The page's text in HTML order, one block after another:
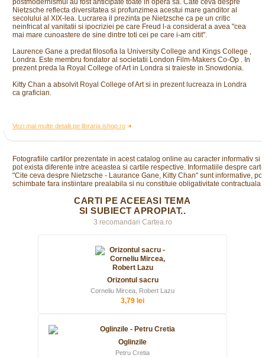
postmodernismul au fost anticipate toate in opera sa. Cate ceva despre
Nietzsche reflecta diversitatea si profunzimea acestui mare ganditor al
secolului al XIX-lea. Lucrarea il prezinta pe Nietzsche ca pe un critic
neinfricat al vanitatii si ipocriziei pe care Freud l-a considerat a avea "cea
mai mare cunoastere de sine dintre toti cei pe care i-am citit".
Laurence Gane a predat filosofia la University College and Kings College ,
Londra. Este membru fondator al societatii London Film-Makers Co-Op . In
prezent preda la Royal College of Art in Londra si traieste in Snowdonia.
Kitty Chan a absolvit Royal College of Art si in prezent lucreaza in Londra
ca grafician.
Vezi mai multe detalii pe libraria ishop.ro
Fotografiile cartilor prezentate in acest catalog online au caracter informativ si
pot exista diferente intre aceastea si cartile respective. Informatiile despre
"Cite ceva despre Nietzsche - Laurance Gane, Kitty Chan" sunt informative,
schimbate fara instiintare prealabila si nu constituie obligativitate contractuala.
CARTI PE ACEEASI TEMA
SI SUBIECT APROPIAT..
3 recomandari Cartea.ro
Orizontul sacru
Corneliu Mircea, Robert Lazu
3,79 lei
Oglinzile
Petru Cretia